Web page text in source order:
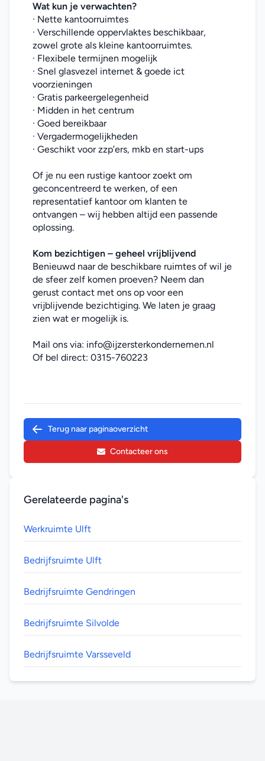
Wat kun je verwachten?
· Nette kantoorruimtes
· Verschillende oppervlaktes beschikbaar,
zowel grote als kleine kantoorruimtes.
· Flexibele termijnen mogelijk
· Snel glasvezel internet & goede ict
voorzieningen
· Gratis parkeergelegenheid
· Midden in het centrum
· Goed bereikbaar
· Vergadermogelijkheden
· Geschikt voor zzp’ers, mkb en start-ups
Of je nu een rustige kantoor zoekt om
geconcentreerd te werken, of een
representatief kantoor om klanten te
ontvangen – wij hebben altijd een passende
oplossing.
Kom bezichtigen – geheel vrijblijvend
Benieuwd naar de beschikbare ruimtes of wil je
de sfeer zelf komen proeven? Neem dan
gerust contact met ons op voor een
vrijblijvende bezichtiging. We laten je graag
zien wat er mogelijk is.
Mail ons via: info@ijzersterkondernemen.nl
Of bel direct: 0315-760223
Terug naar paginaoverzicht
Contacteer ons
Gerelateerde pagina's
Werkruimte Ulft
Bedrijfsruimte Ulft
Bedrijfsruimte Gendringen
Bedrijfsruimte Silvolde
Bedrijfsruimte Varsseveld